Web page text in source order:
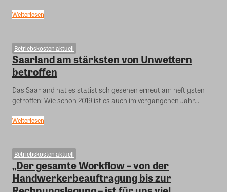
Weiterlesen
Betriebskosten aktuell
Saarland am stärksten von Unwettern
betroffen
Das Saarland hat es statistisch gesehen erneut am heftigsten
getroffen: Wie schon 2019 ist es auch im vergangenen Jahr...
Weiterlesen
Betriebskosten aktuell
„Der gesamte Workflow – von der
Handwerkerbeauftragung bis zur